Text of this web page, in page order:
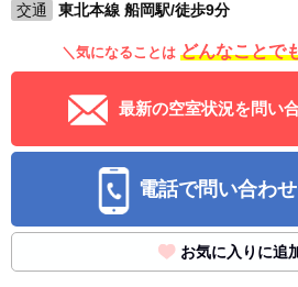
交通 東北本線 船岡駅/徒歩9分
＼気になることは どんなことで
最新の空室状況を問い
電話で問い合わせ
お気に入りに追